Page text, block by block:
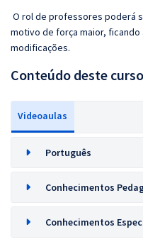
O rol de professores poderá
motivo de força maior, ficando
modificações.
Conteúdo deste curso
Videoaulas
Português
Conhecimentos
Conhecimentos